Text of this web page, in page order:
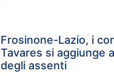
Frosinone-Lazio, i
Tavares si aggiunge
degli assenti